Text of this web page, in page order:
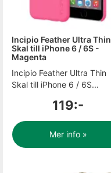
Incipio Feather Ultra Thin
Skal till iPhone 6 / 6S -
Magenta
Incipio Feather Ultra Thin
Skal till iPhone 6 / 6S...
119:-
Mer info »